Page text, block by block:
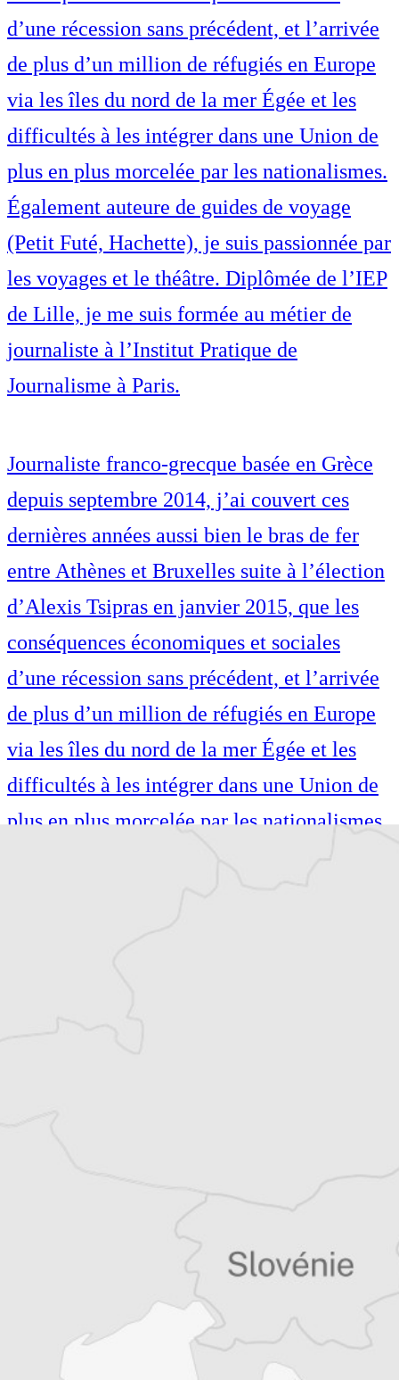
d’une récession sans précédent, et l’arrivée
de plus d’un million de réfugiés en Europe
via les îles du nord de la mer Égée et les
difficultés à les intégrer dans une Union de
plus en plus morcelée par les nationalismes.
Également auteure de guides de voyage
(Petit Futé, Hachette), je suis passionnée par
les voyages et le théâtre. Diplômée de l’IEP
de Lille, je me suis formée au métier de
journaliste à l’Institut Pratique de
Journalisme à Paris.
Journaliste franco-grecque basée en Grèce
depuis septembre 2014, j’ai couvert ces
dernières années aussi bien le bras de fer
entre Athènes et Bruxelles suite à l’élection
d’Alexis Tsipras en janvier 2015, que les
conséquences économiques et sociales
d’une récession sans précédent, et l’arrivée
de plus d’un million de réfugiés en Europe
via les îles du nord de la mer Égée et les
difficultés à les intégrer dans une Union de
plus en plus morcelée par les nationalismes.